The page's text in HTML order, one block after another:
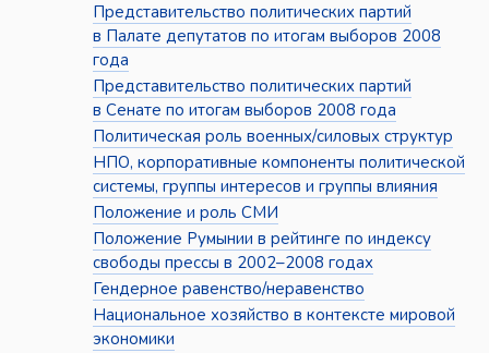
Представительство политических партий
в Палате депутатов по итогам выборов 2008
года
Представительство политических партий
в Сенате по итогам выборов 2008 года
Политическая роль военных/силовых структур
НПО, корпоративные компоненты политической
системы, группы интересов и группы влияния
Положение и роль СМИ
Положение Румынии в рейтинге по индексу
свободы прессы в 2002–2008 годах
Гендерное равенство/неравенство
Национальное хозяйство в контексте мировой
экономики